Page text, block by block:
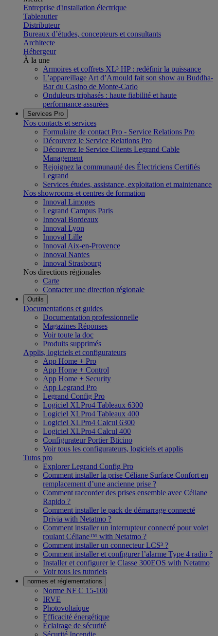
Entreprise d'installation électrique
Tableautier
Distributeur
Bureaux d’études, concepteurs et consultants
Architecte
Hébergeur
À la une
Armoires et coffrets XL³ HP : redéfinir la puissance
L’appareillage Art d’Arnould fait son show au Buddha-
Bar du Casino de Monte-Carlo
Onduleurs triphasés : haute fiabilité et haute
performance assurées
Services Pro
Nos contacts et services
Formulaire de contact Pro - Service Relations Pro
Découvrez le Service Relations Pro
Découvrez le Service Clients Legrand Cable
Management
Rejoignez la communauté des Électriciens Certifiés
Legrand
Services études, assistance, exploitation et maintenance
Nos showrooms et centres de formation
Innoval Limoges
Legrand Campus Paris
Innoval Bordeaux
Innoval Lyon
Innoval Lille
Innoval Aix-en-Provence
Innoval Nantes
Innoval Strasbourg
Nos directions régionales
Carte
Contacter une direction régionale
Outils
Documentations et guides
Documentation professionnelle
Magazines Réponses
Voir toute la doc
Produits supprimés
Applis, logiciels et configurateurs
App Home + Pro
App Home + Control
App Home + Security
App Legrand Pro
Legrand Config Pro
Logiciel XLPro4 Tableaux 6300
Logiciel XLPro4 Tableaux 400
Logiciel XLPro4 Calcul 6300
Logiciel XLPro4 Calcul 400
Configurateur Portier Bticino
Voir tous les configurateurs, logiciels et applis
Tutos pro
Explorer Legrand Config Pro
Comment installer la prise Céliane Surface Confort en
remplacement d’une ancienne prise ?
Comment raccorder des prises ensemble avec Céliane
Rapido ?
Comment installer le pack de démarrage connecté
Drivia with Netatmo ?
Comment installer un interrupteur connecté pour volet
roulant Céliane™ with Netatmo ?
Comment installer un connecteur LCS³ ?
Comment installer et configurer l’alarme Type 4 radio ?
Installer et configurer le Classe 300EOS with Netatmo
Voir tous les tutoriels
normes et réglementations
Norme NF C 15-100
IRVE
Photovoltaïque
Efficacité énergétique
Éclairage de sécurité
Sécurité Incendie